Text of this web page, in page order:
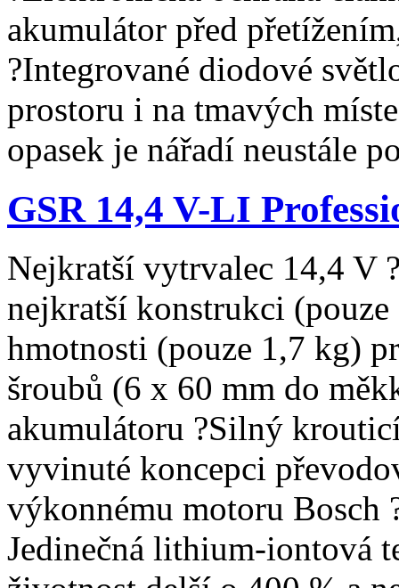
akumulátor před
?Integrované diodové
prostoru i na tmavých
opasek je nářadí neustále
GSR 14,4 V-LI
Nejkratší vytrvalec 14,4 V
nejkratší konstrukci
hmotnosti (pouze 1,7 kg)
šroubů (6 x 60 mm do
akumulátoru ?Silný
vyvinuté koncepci
výkonnému motoru
Jedinečná lithium-iontová